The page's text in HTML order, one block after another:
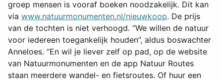
groep mensen is vooraf boeken noodzakelijk. Dit kan
via www.natuurmonumenten.nl/nieuwkoop. De prijs
van de tochten is niet verhoogd. “We willen de natuur
voor iedereen toegankelijk houden”, aldus boswachter
Anneloes. “En wil je liever zelf op pad, op de website
van Natuurmonumenten en de app Natuur Routes
staan meerdere wandel- en fietsroutes. Of huur een